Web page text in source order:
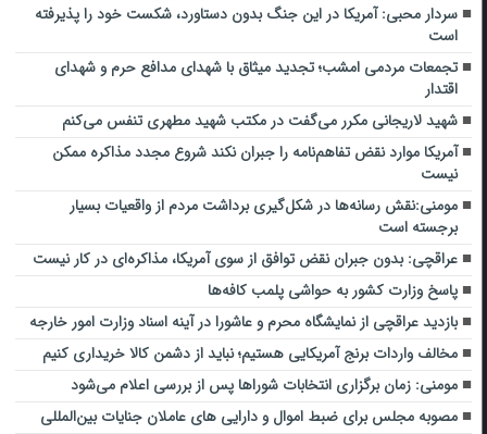
سردار محبی: آمریکا در این جنگ بدون دستاورد، شکست خود را پذیرفته
است
تجمعات مردمی امشب؛ تجدید میثاق با شهدای مدافع حرم و شهدای
اقتدار
شهید لاریجانی مکرر می‌گفت در مکتب شهید مطهری تنفس می‌کنم
آمریکا موارد نقض تفاهم‌نامه را جبران نکند شروع مجدد مذاکره ممکن
نیست
مومنی:نقش رسانه‌ها در شکل‌گیری برداشت مردم از واقعیات بسیار
برجسته است
عراقچی: بدون جبران نقض توافق از سوی آمریکا، مذاکره‌ای در کار نیست
پاسخ وزارت کشور به حواشی پلمب کافه‌ها
بازدید عراقچی از نمایشگاه محرم و عاشورا در آینه اسناد وزارت امور خارجه
مخالف واردات برنج آمریکایی هستیم؛ نباید از دشمن کالا خریداری کنیم
مومنی: زمان برگزاری انتخابات شوراها پس از بررسی اعلام می‌شود
مصوبه مجلس برای ضبط اموال و دارایی های عاملان جنایات بین‌المللی